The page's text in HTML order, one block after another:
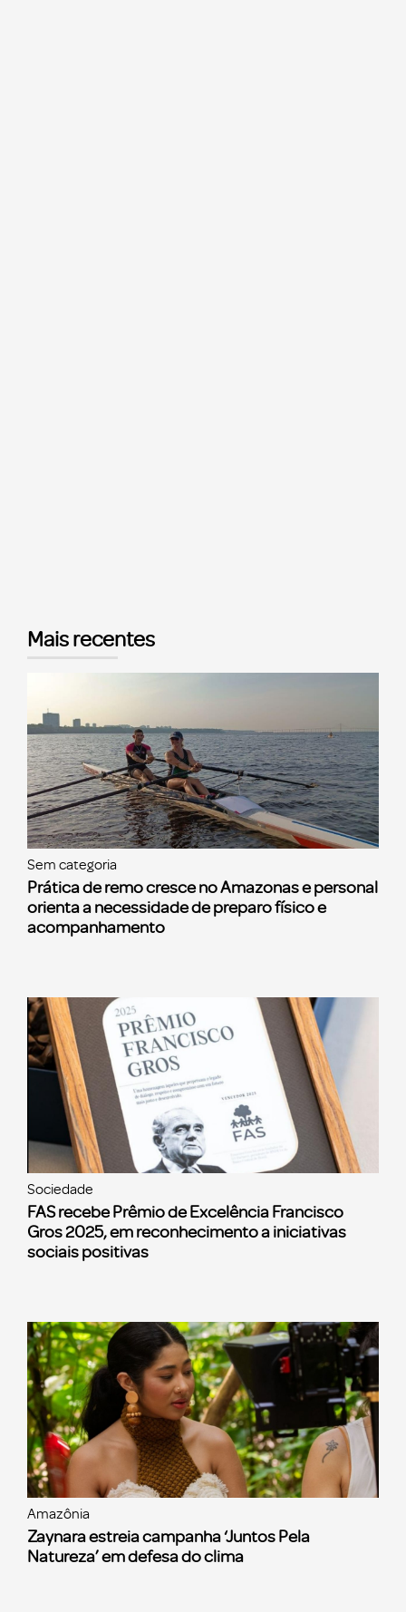
Mais recentes
Sem categoria
Prática de remo cresce no Amazonas e personal
orienta a necessidade de preparo físico e
acompanhamento
Sociedade
FAS recebe Prêmio de Excelência Francisco
Gros 2025, em reconhecimento a iniciativas
sociais positivas
Amazônia
Zaynara estreia campanha ‘Juntos Pela
Natureza’ em defesa do clima